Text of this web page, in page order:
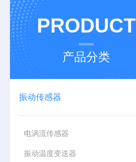
PRODUCT
产品分类
振动传感器
电涡流传感器
振动温度变送器